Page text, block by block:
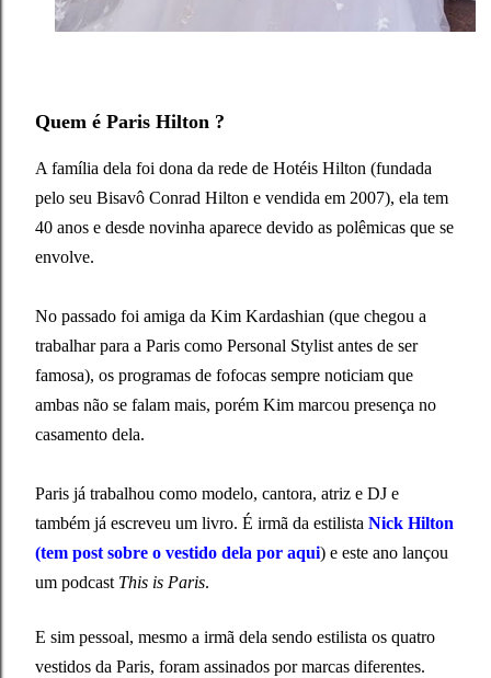
Quem é Paris Hilton ?
A família dela foi dona da rede de Hotéis Hilton (fundada
pelo seu Bisavô Conrad Hilton e vendida em 2007), ela tem
40 anos e desde novinha aparece devido as polêmicas que se
envolve.
No passado foi amiga da Kim Kardashian (que chegou a
trabalhar para a Paris como Personal Stylist antes de ser
famosa), os programas de fofocas sempre noticiam que
ambas não se falam mais, porém Kim marcou presença no
casamento dela.
Paris já trabalhou como modelo, cantora, atriz e DJ e
também já escreveu um livro. É irmã da estilista Nick Hilton
(tem post sobre o vestido dela por aqui) e este ano lançou
um podcast This is Paris.
E sim pessoal, mesmo a irmã dela sendo estilista os quatro
vestidos da Paris, foram assinados por marcas diferentes.